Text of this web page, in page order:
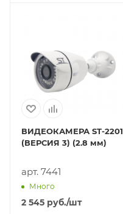
ВИДЕОКАМЕРА ST-2201
(ВЕРСИЯ 3) (2.8 мм)
арт. 7441
Много
2 545 руб./шт